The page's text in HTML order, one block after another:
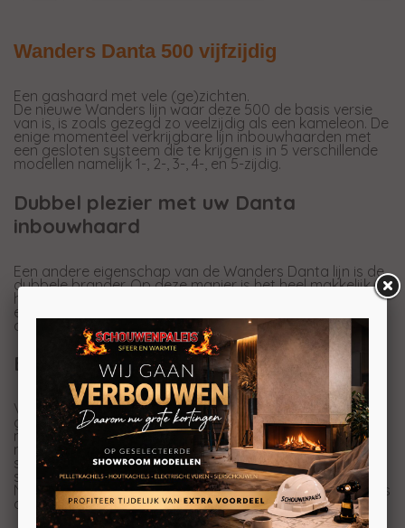
Wanders Danta 500 vijfzijdig
Een gashaard met vele (ge)zichten.
De nieuwe Wanders lijn waar deze 500 de basis versie
van is, is zoals gezegd zo veelzijdig als een kameleon. De
enige momenteel verkrijgbare lijn inbouwhaarden met
een gesloten systeem die te krijgen is in 5 verschillende
modellen namelijk 1-, 2-, 3-, 4-, en 5-zijdig.
Dubbel plezier met uw Danta
inbouwhaard
Een andere eigenschap van de Wanders Danta lijn is de
dubbele brander. Op deze manier is het heel makkelijk
het vermogen terug te zetten terwijl u toch nog steeds
een haard met vlammen heeft. De vlammen zijn
overigens ook nog regelbaar (hoog/laag).
Bodembedekkers van Wanders
Veelzijdig hebben we de Wanders Danta 500 al
genoemd. Naast de mogelijkheid om de haard in 5
modellen te bestellen en de dubbele brander is het ook
nog eens mogelijk om uit een hele serie verschillende
soorten branderdecoratie te kiezen. Natuurlijk kunt u de
standaard, overigens erg mooie, houtset bestellen.
Naast deze houtstammen kunt u ook kiezen voor Stones
of Pebbles brander decoratie voor in deze kachel.